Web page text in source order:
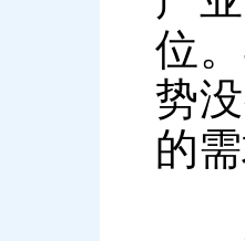
位
势
的